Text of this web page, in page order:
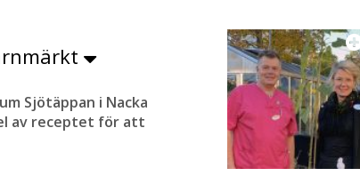
Sjötäppan i Nacka
av receptet för att